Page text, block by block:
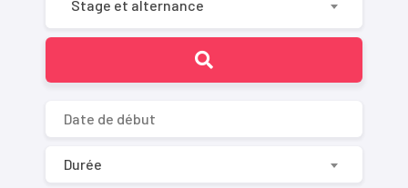
Stage et alternance
Durée